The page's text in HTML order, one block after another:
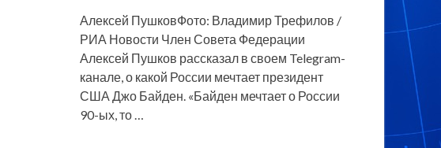
Алексей ПушковФото: Владимир Трефилов /
РИА Новости Член Совета Федерации
Алексей Пушков рассказал в своем Telegram-
канале, о какой России мечтает президент
США Джо Байден. «Байден мечтает о России
90-ых, то …